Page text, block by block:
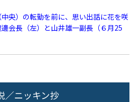
中央）の転勤を前に、思い出話に花を咲
会長（左）と山井雄一副長（６月25
／ニッキン抄